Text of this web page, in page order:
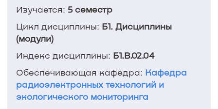
Изучается: 5 семестр
Цикл дисциплины: Б1. Дисциплины
(модули)
Индекс дисциплины: Б1.В.02.04
Обеспечивающая кафедра: Кафедра
радиоэлектронных технологий и
экологического мониторинга